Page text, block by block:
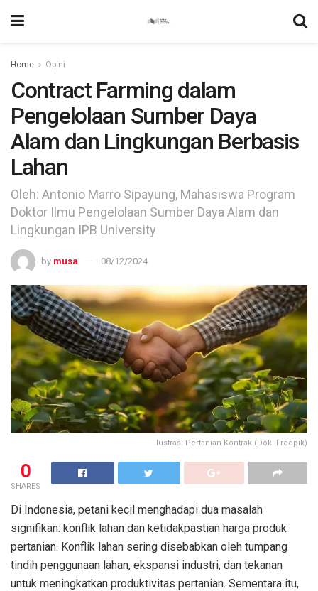
Home Opini
Contract Farming dalam
Pengelolaan Sumber Daya
Alam dan Lingkungan Berbasis
Lahan
Oleh: Antonio Marro Sipayung, Mahasiswa Program
Doktor Ilmu Pengelolaan Sumber Daya Alam dan
Lingkungan IPB University
by musa 08/12/2024
Ilustrasi Pertanian Kontrak (Dok. Freepik)
0
SHARES
Di Indonesia, petani kecil menghadapi dua masalah
signifikan: konflik lahan dan ketidakpastian harga produk
pertanian. Konflik lahan sering disebabkan oleh tumpang
tindih penggunaan lahan, ekspansi industri, dan tekanan
untuk meningkatkan produktivitas pertanian. Sementara itu,